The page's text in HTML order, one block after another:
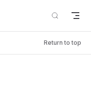
Return to top